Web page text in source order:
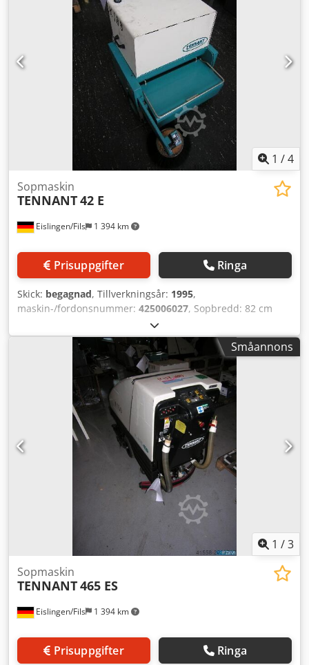
1 /4
Eislingen/Fils 1 394 km
Sopmaskin
TENNANT42 E
Prisuppgifter Ringa
Skick: begagnad, Tillverkningsår: 1995,
maskin-/fordonsnummer: 425006027, Sopbredd: 82 cm
Totalt effektbehov: 0,96 kW Cedpfjcxxtcex Amvjrf
Maskinvikt ca.: 0,33 t Platsbehov ca.: 0,82 x 1,40 x 1,0 m
med laddare
Småannons
1 /3
Eislingen/Fils 1 394 km
Sopmaskin
TENNANT465 ES
Prisuppgifter Ringa